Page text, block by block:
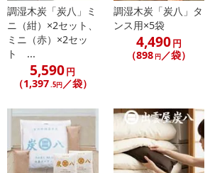
※配送形態がメール便の商品については、商
伝票番号がマイページに表示されない場合も
【配送日時の指定について】
※配送日時の指定が可能な商品の場合、商品
配送日、配送時間が異なる可能性がございま
カート機能をご利用の場合は、配送日時指定
ん。
発送日カレンダー
調湿木炭「炭八」ミ
ニ（紺）×2セット、
ミニ（赤）×2セッ
ト ...
5,590円
（1,397.5円／袋）
調湿木炭「炭八」タ
ンス用×5袋
4,490円
（898 円／袋）